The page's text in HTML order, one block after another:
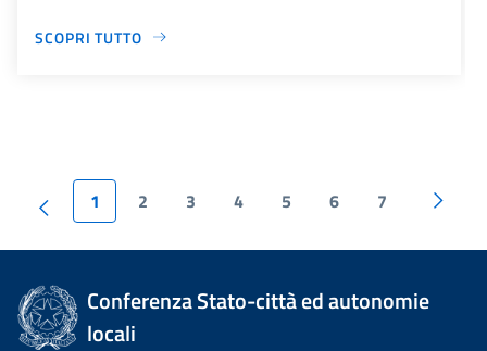
SCOPRI TUTTO
1 2 3 4 5 6 7
Conferenza Stato-città ed autonomie
locali